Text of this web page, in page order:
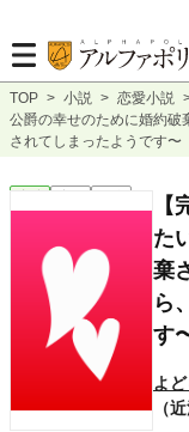
TOP > 小説 > 恋愛小説
公爵の幸せのために婚約破
されてしまったようです〜
た
棄
ら
す
よ
（